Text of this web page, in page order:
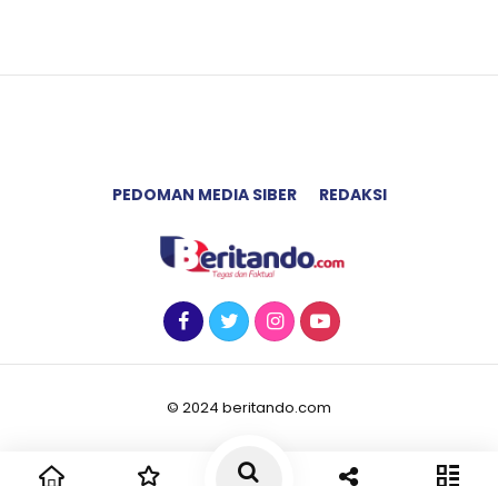
PEDOMAN MEDIA SIBER REDAKSI
© 2024 beritando.com